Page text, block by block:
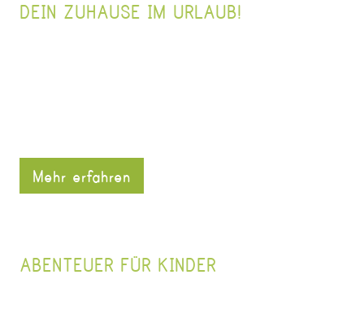
DEIN ZUHAUSE IM URLAUB!
Mehr erfahren
ABENTEUER FÜR KINDER